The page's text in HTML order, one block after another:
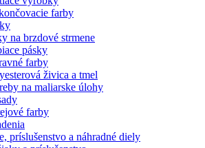
farby
na brzdové strmene
pásky
farby
živica a tmel
na maliarske úlohy
farby
príslušenstvo a náhradné diely